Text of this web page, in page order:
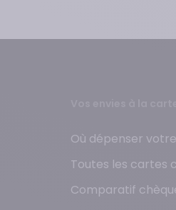
Où dépenser
Toutes les cartes
Comparatif